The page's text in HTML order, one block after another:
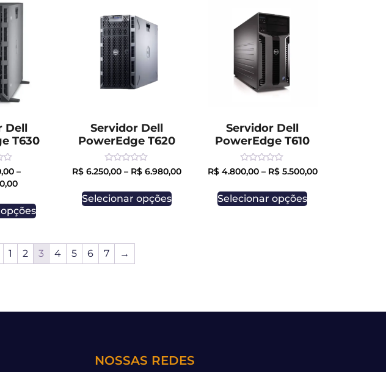
Dell
T630
–
Servidor Dell
PowerEdge T620
Rated
0
of
5
R$ 6.250,00 – R$ 6.980,00
Selecionar opções
Servidor Dell
PowerEdge T610
Rated
0
of
5
R$4.800,00– R$5.500,00
Selecionar opções
1 2 3 4 5 6 7 →
NOSSAS REDES